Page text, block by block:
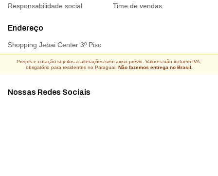
Responsabilidade social
Time de vendas
Endereço
Shopping Jebai Center 3º Piso
Nossas Redes Sociais
Preços e cotação sujeitos a alterações sem aviso prévio. Valores não incluem IVA,
obrigatório para residentes no Paraguai. Não fazemos entrega no Brasil.